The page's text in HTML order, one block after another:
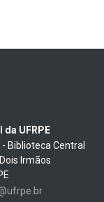
UFRPE
Biblioteca Central
Irmãos